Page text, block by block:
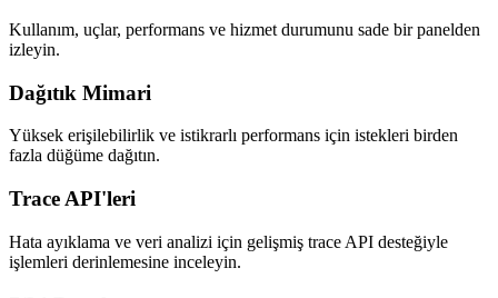
Kullanım, uçlar, performans ve hizmet durumunu sade bir panelden
izleyin.
Dağıtık Mimari
Yüksek erişilebilirlik ve istikrarlı performans için istekleri birden
fazla düğüme dağıtın.
Trace API'leri
Hata ayıklama ve veri analizi için gelişmiş trace API desteğiyle
işlemleri derinlemesine inceleyin.